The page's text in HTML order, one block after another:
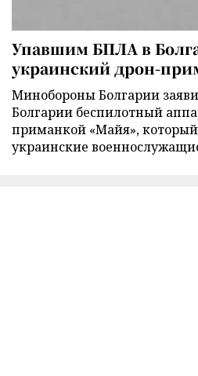
Упавшим БПЛА в
украинский дрон-
Минобороны Болгарии
Болгарии беспилотный
приманкой «Майя»,
украинские